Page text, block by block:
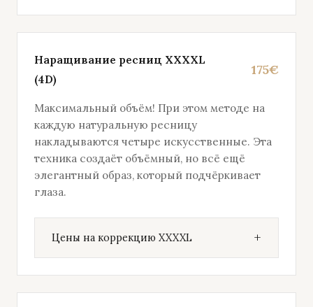
Наращивание ресниц XXXXL
(4D)
175€
Максимальный объём! При этом методе на
каждую натуральную ресницу
накладываются четыре искусственные. Эта
техника создаёт объёмный, но всё ещё
элегантный образ, который подчёркивает
глаза.
Цены на коррекцию XXXXL